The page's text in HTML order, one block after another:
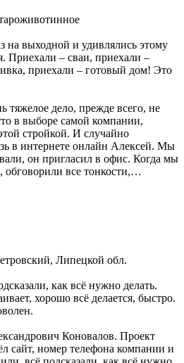
выходной и удивлялись этому
Приехали – сваи, приехали –
приехали – готовый дом! Это
тяжелое дело, прежде всего, не
в выборе самой компании,
стройкой. И случайно
в интернете онлайн Алексей. Мы
он пригласил в офис. Когда мы
обговорили все тонкости,…
Липецкой обл.
как всё нужно делать.
хорошо всё делается, быстро.
Коновалов. Проект
сайт, номер телефона компании и